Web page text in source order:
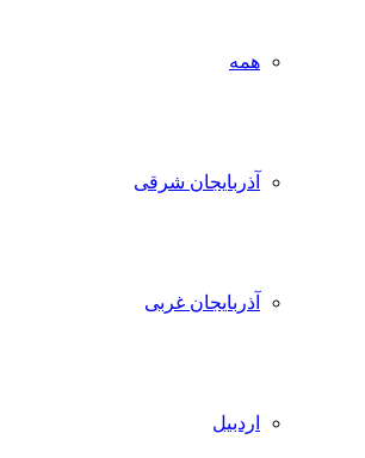
همه
آذربایجان شرقی
آذربایجان غربی
اردبیل